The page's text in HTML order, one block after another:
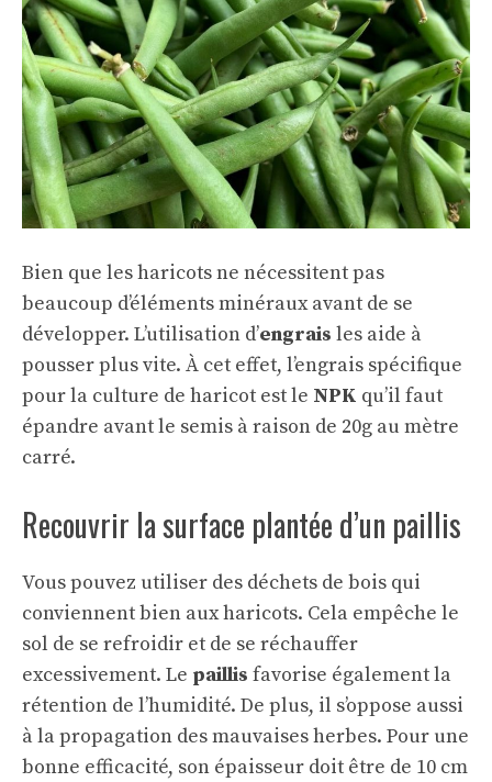
Bien que les haricots ne nécessitent pas
beaucoup d’éléments minéraux avant de se
développer. L’utilisation d’engrais les aide à
pousser plus vite. À cet effet, l’engrais spécifique
pour la culture de haricot est le NPK qu’il faut
épandre avant le semis à raison de 20g au mètre
carré.
Recouvrir la surface plantée d’un paillis
Vous pouvez utiliser des déchets de bois qui
conviennent bien aux haricots. Cela empêche le
sol de se refroidir et de se réchauffer
excessivement. Le paillis favorise également la
rétention de l’humidité. De plus, il s’oppose aussi
à la propagation des mauvaises herbes. Pour une
bonne efficacité, son épaisseur doit être de 10 cm